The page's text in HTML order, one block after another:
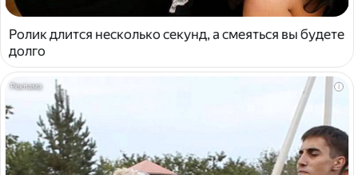
Ролик длится несколько секунд, а смеяться вы будете
долго
i